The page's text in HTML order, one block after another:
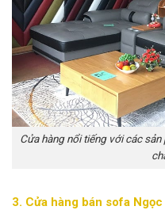
Cửa hàng nổi tiếng với các
3. Cửa hàng bán sofa